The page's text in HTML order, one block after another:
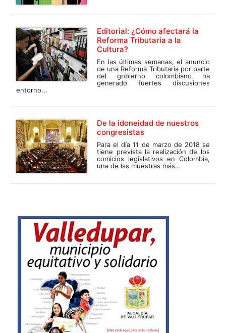
Editorial: ¿Cómo afectará la
Reforma Tributaria a la
Cultura?
En las últimas semanas, el anuncio
de una Reforma Tributaria por parte
del gobierno colombiano ha
generado fuertes discusiones
entorno...
De la idoneidad de nuestros
congresistas
Para el día 11 de marzo de 2018 se
tiene prevista la realización de los
comicios legislativos en Colombia,
una de las muestras más...